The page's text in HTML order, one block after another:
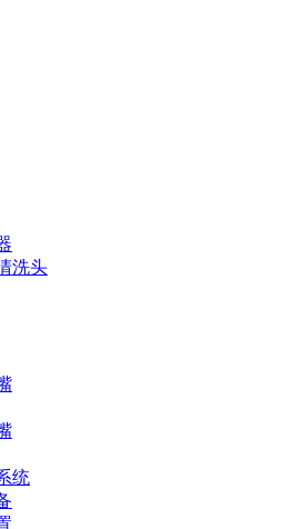
洗头
统
旋转的雾化器将水分子分散成微小
雾颗粒喷洒到空气中。这些水雾颗
十微米的大小，因此可以很容易地
从而达到净化空气的目的。
雾化效果佳，用水量少，节约水资
市政自来水为介质。